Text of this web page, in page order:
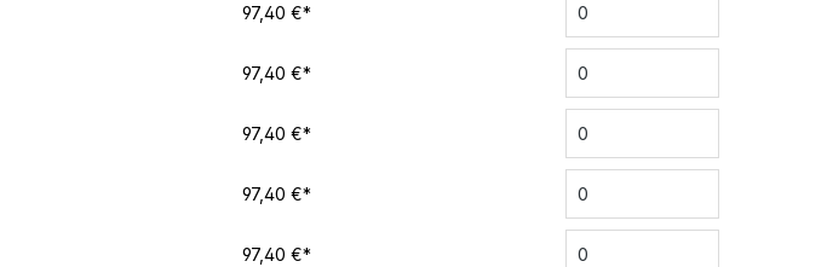
97,40 €*
97,40 €*
97,40 €*
97,40 €*
97,40 €*